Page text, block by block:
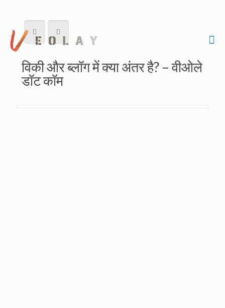
विकी और ब्लॉग में क्या अंतर है? – वीओले
डॉट कॉम